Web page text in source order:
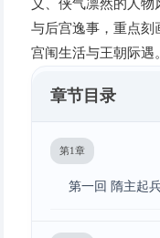
义、侠气凛然的人
与后宫逸事，重点刻
宫闱生活与王朝际遇
章节目录
第1章
第一回 隋主起